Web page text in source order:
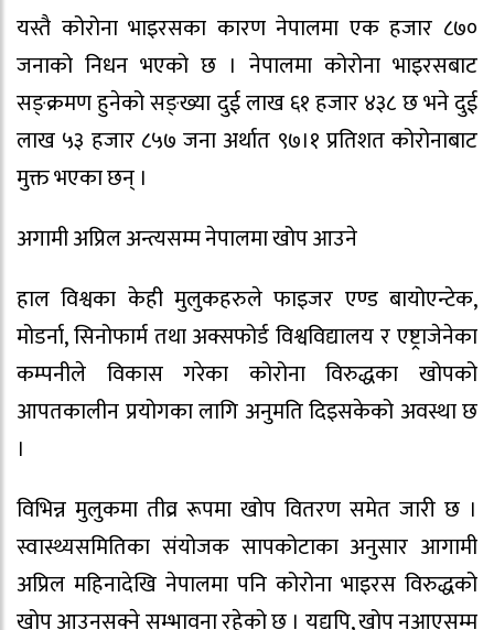
यस्तै कोरोना भाइरसका कारण नेपालमा एक हजार ८७०
जनाको निधन भएको छ । नेपालमा कोरोना भाइरसबाट
सङ्क्रमण हुनेको सङ्ख्या दुई लाख ६१ हजार ४३८ छ भने दुई
लाख ५३ हजार ८५७ जना अर्थात ९७।१ प्रतिशत कोरोनाबाट
मुक्त भएका छन् ।
अगामी अप्रिल अन्त्यसम्म नेपालमा खोप आउने
हाल विश्वका केही मुलुकहरुले फाइजर एण्ड बायोएन्टेक,
मोडर्ना, सिनोफार्म तथा अक्सफोर्ड विश्वविद्यालय र एष्ट्राजेनेका
कम्पनीले विकास गरेका कोरोना विरुद्धका खोपको
आपतकालीन प्रयोगका लागि अनुमति दिइसकेको अवस्था छ
।
विभिन्न मुलुकमा तीव्र रूपमा खोप वितरण समेत जारी छ ।
स्वास्थ्यसमितिका संयोजक सापकोटाका अनुसार आगामी
अप्रिल महिनादेखि नेपालमा पनि कोरोना भाइरस विरुद्धको
खोप आउनसक्ने सम्भावना रहेको छ । यद्यपि, खोप नआएसम्म